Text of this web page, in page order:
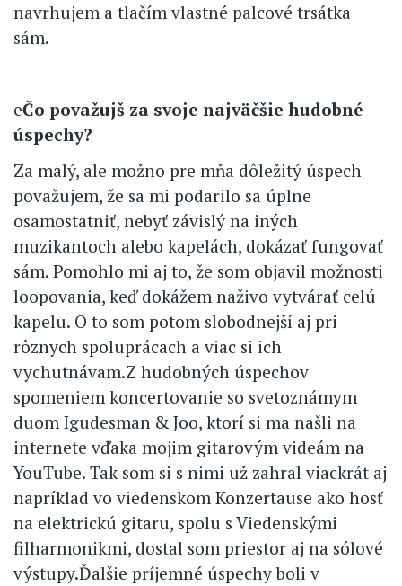
navrhujem a tlačím vlastné palcové trsátka
sám.
eČo považujš za svoje najväčšie hudobné
úspechy?
Za malý, ale možno pre mňa dôležitý úspech
považujem, že sa mi podarilo sa úplne
osamostatniť, nebyť závislý na iných
muzikantoch alebo kapelách, dokázať fungovať
sám. Pomohlo mi aj to, že som objavil možnosti
loopovania, keď dokážem naživo vytvárať celú
kapelu. O to som potom slobodnejší aj pri
rôznych spoluprácach a viac si ich
vychutnávam.Z hudobných úspechov
spomeniem koncertovanie so svetoznámym
duom Igudesman & Joo, ktorí si ma našli na
internete vďaka mojim gitarovým videám na
YouTube. Tak som si s nimi už zahral viackrát aj
napríklad vo viedenskom Konzertause ako hosť
na elektrickú gitaru, spolu s Viedenskými
filharmonikmi, dostal som priestor aj na sólové
výstupy.Ďalšie príjemné úspechy boli v